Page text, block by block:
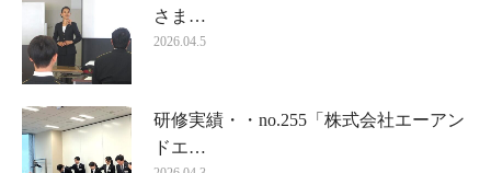
さま…
2026.04.5
研修実績・・no.255「株式会社エーアン
ドエ…